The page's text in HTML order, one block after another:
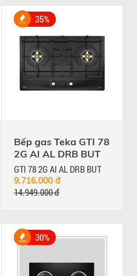
35%
Bếp gas Teka GTI 78
2G AI AL DRB BUT
GTI 78 2G AI AL DRB BUT
9.716.000 đ
14.949.000 đ
30%